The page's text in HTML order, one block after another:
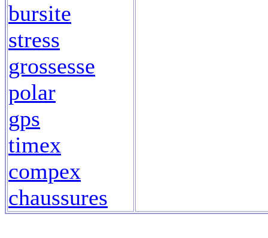
bursite
stress
grossesse
polar
gps
timex
compex
chaussures